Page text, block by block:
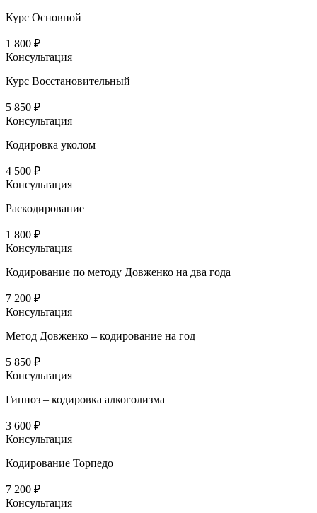
Курс Основной
1 800 ₽
Консультация
Курс Восстановительный
5 850 ₽
Консультация
Кодировка уколом
4 500 ₽
Консультация
Раскодирование
1 800 ₽
Консультация
Кодирование по методу Довженко на два года
7 200 ₽
Консультация
Метод Довженко – кодирование на год
5 850 ₽
Консультация
Гипноз – кодировка алкоголизма
3 600 ₽
Консультация
Кодирование Торпедо
7 200 ₽
Консультация